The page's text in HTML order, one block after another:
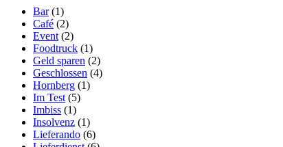
Bar (1)
Café (2)
Event (2)
Foodtruck (1)
Geld sparen (2)
Geschlossen (4)
Hornberg (1)
Im Test (5)
Imbiss (1)
Insolvenz (1)
Lieferando (6)